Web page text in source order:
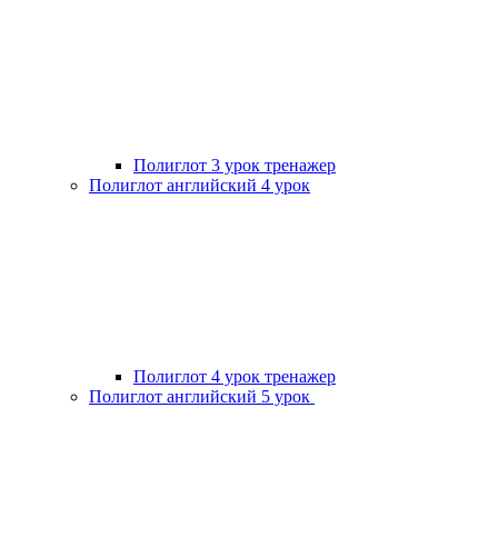
Полиглот 3 урок тренажер
Полиглот английский 4 урок
Полиглот 4 урок тренажер
Полиглот английский 5 урок